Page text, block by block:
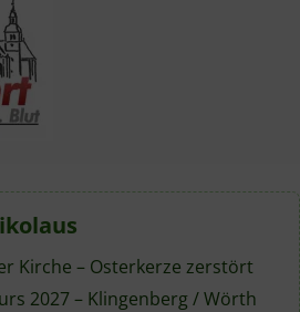
Kirche – Osterkerze zerstört
2027 – Klingenberg / Wörth